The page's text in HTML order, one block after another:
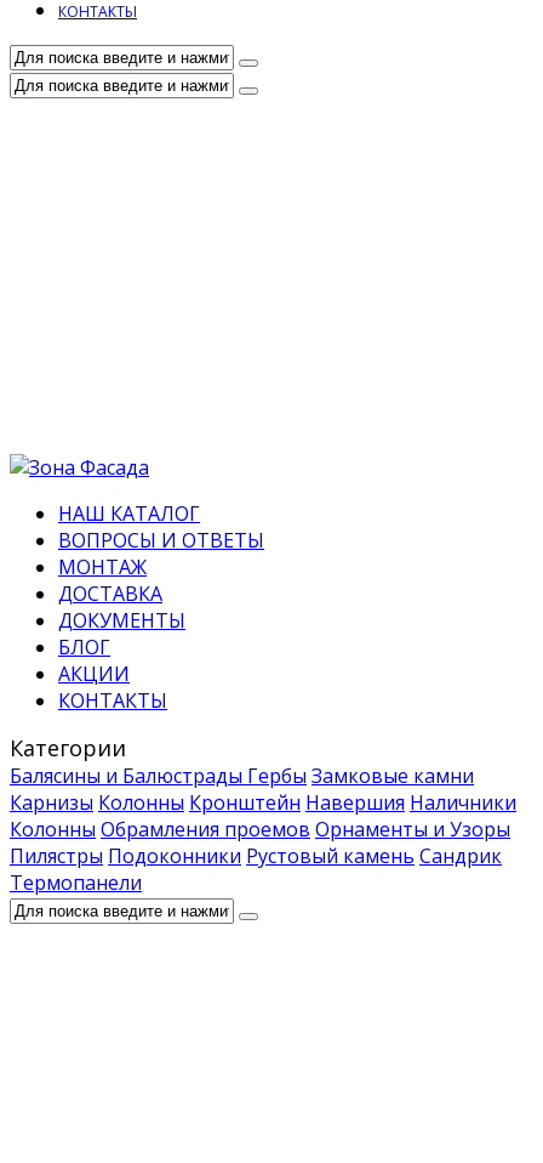
КОНТАКТЫ
НАШ КАТАЛОГ
ВОПРОСЫ И ОТВЕТЫ
МОНТАЖ
ДОСТАВКА
ДОКУМЕНТЫ
БЛОГ
АКЦИИ
КОНТАКТЫ
Категории
Балясины и Балюстрады Гербы Замковые камни
Карнизы Колонны Кронштейн Навершия Наличники
Колонны Обрамления проемов Орнаменты и Узоры
Пилястры Подоконники Рустовый камень Сандрик
Термопанели